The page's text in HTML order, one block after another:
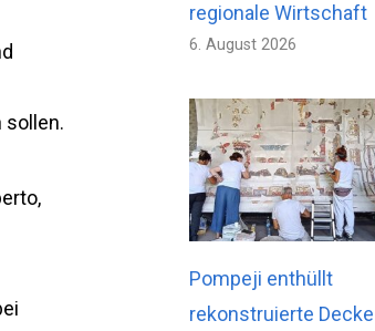
sollen.
regionale Wirtschaft
6. August 2026
Pompeji enthüllt
rekonstruierte Decke